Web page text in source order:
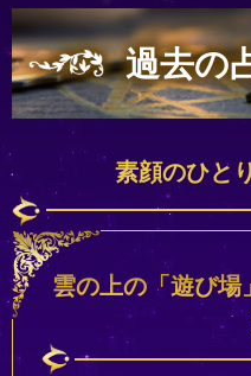
過去の
素顔のひと
雲の上の「遊び場